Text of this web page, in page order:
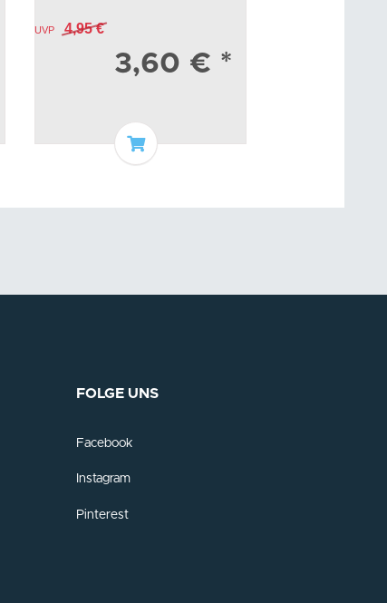
UVP 4,95 €
3,60 € *
In den Warenkorb
FOLGE UNS
Facebook
Instagram
Pinterest